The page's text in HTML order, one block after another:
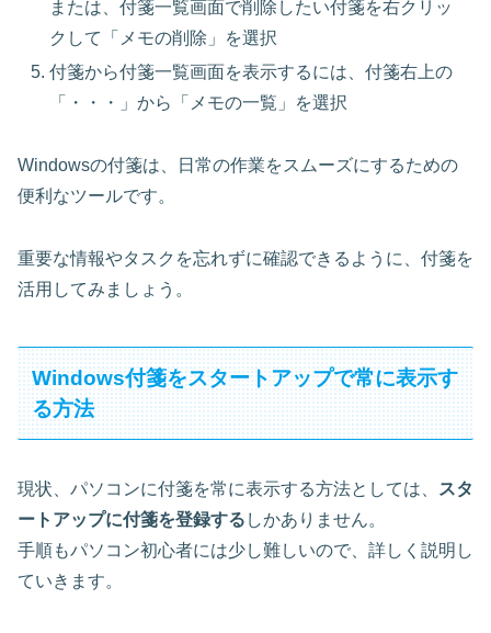
または、付箋一覧画面で削除したい付箋を右クリッ
クして「メモの削除」を選択
付箋から付箋一覧画面を表示するには、付箋右上の
「・・・」から「メモの一覧」を選択
Windowsの付箋は、日常の作業をスムーズにするための
便利なツールです。
重要な情報やタスクを忘れずに確認できるように、付箋を
活用してみましょう。
Windows付箋をスタートアップで常に表示す
る方法
現状、パソコンに付箋を常に表示する方法としては、
スタ
ートアップに付箋を登録する しかありません。
手順もパソコン初心者には少し難しいので、詳しく説明し
ていきます。